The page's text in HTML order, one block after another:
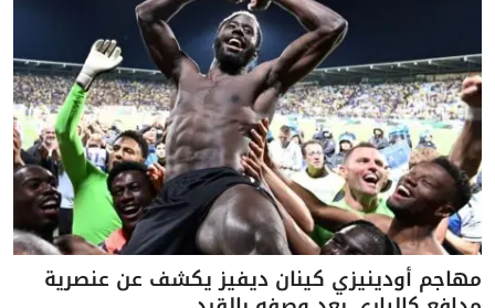
مهاجم أودينيزي كينان ديفيز يكشف عن عنصرية